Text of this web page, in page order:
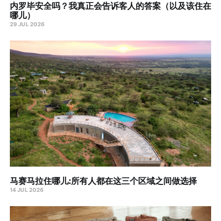
内罗毕安全吗？我真正会告诉客人的答案（以及该住在
哪儿）
29 JUL 2026
马赛马拉住哪儿:所有人都在这三个区域之间做选择
14 JUL 2026